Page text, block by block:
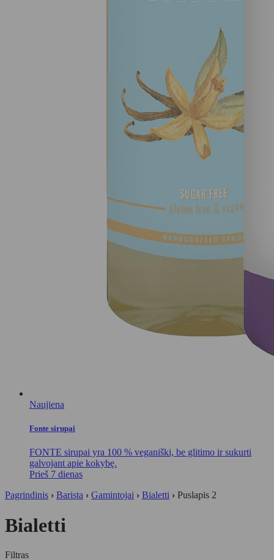
Naujiena
Fonte sirupai
FONTE sirupai yra 100 % veganiški, be glitimo ir sukurti
galvojant apie kokybę.
Prieš 7 dienas
Pagrindinis › Barista › Gamintojai › Bialetti › Puslapis 2
Bialetti
Filtras